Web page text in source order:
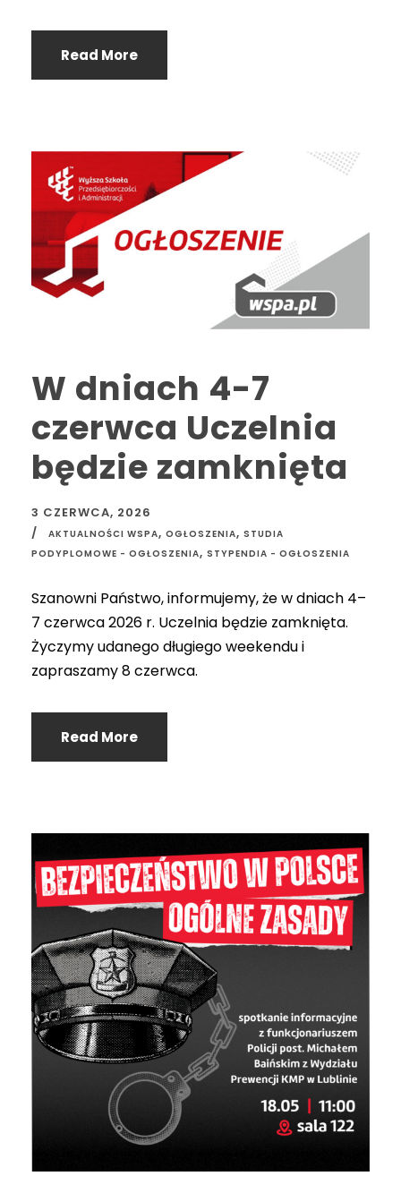
Read More
W dniach 4-7
czerwca Uczelnia
będzie zamknięta
3 CZERWCA, 2026
AKTUALNOŚCI WSPA, OGŁOSZENIA, STUDIA
PODYPLOMOWE - OGŁOSZENIA, STYPENDIA - OGŁOSZENIA
Szanowni Państwo, informujemy, że w dniach 4–
7 czerwca 2026 r. Uczelnia będzie zamknięta.
Życzymy udanego długiego weekendu i
zapraszamy 8 czerwca.
Read More